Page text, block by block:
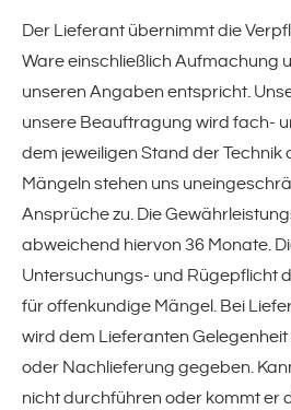
Der Lieferant übernimmt die
Ware einschließlich Aufmachung
unseren Angaben entspricht.
unsere Beauftragung wird fach-
dem jeweiligen Stand der Technik
Mängeln stehen uns
Ansprüche zu. Die
abweichend hiervon 36 Monate.
Untersuchungs- und Rügepflicht
für offenkundige Mängel. Bei
wird dem Lieferanten
oder Nachlieferung gegeben.
nicht durchführen oder kommt er